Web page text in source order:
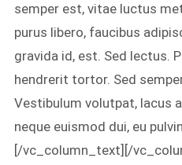
semper est, vitae luctus
purus libero, faucibus
gravida id, est. Sed lectus.
hendrerit tortor. Sed
Vestibulum volutpat, lacus
neque euismod dui, eu
[/vc_column_text][/